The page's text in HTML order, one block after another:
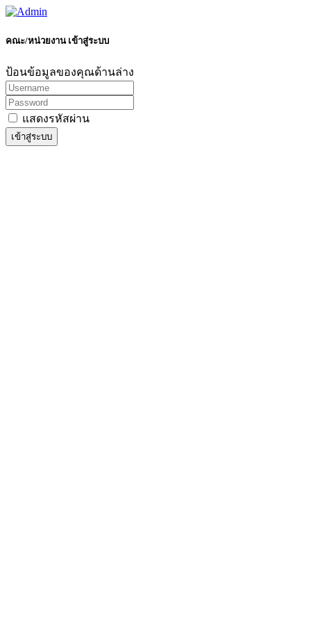
คณะ/หน่วยงาน เข้าสู่ระบบ
ป้อนข้อมูลของคุณด้านล่าง
แสดงรหัสผ่าน
เข้าสู่ระบบ